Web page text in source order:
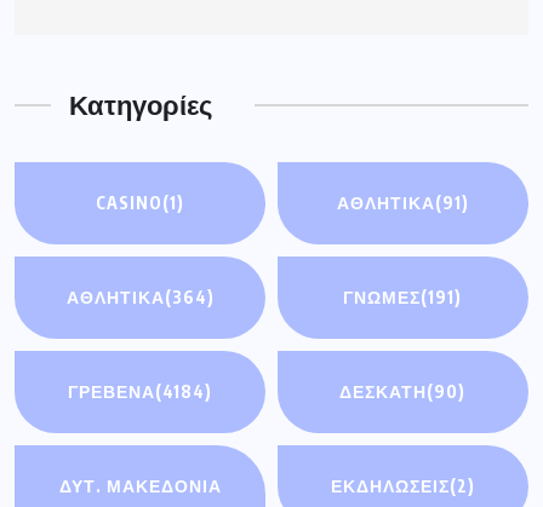
Κατηγορίες
CASINO(1) ΑΘΛΗΤΙΚΆ(91)
ΑΘΛΗΤΙΚΑ(364) ΓΝΩΜΕΣ(191)
ΓΡΕΒΕΝΑ(4184) ΔΕΣΚΑΤΗ(90)
ΔΥΤ. ΜΑΚΕΔΟΝΙΑ
ΕΚΔΗΛΩΣΕΙΣ(2)